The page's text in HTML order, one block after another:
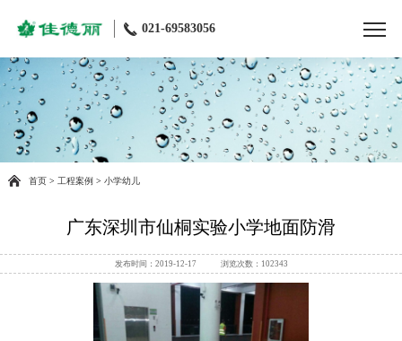
021-69583056
首页 > 工程案例 > 小学幼儿
广东深圳市仙桐实验小学地面防滑
发布时间：2019-12-17 浏览次数：102343